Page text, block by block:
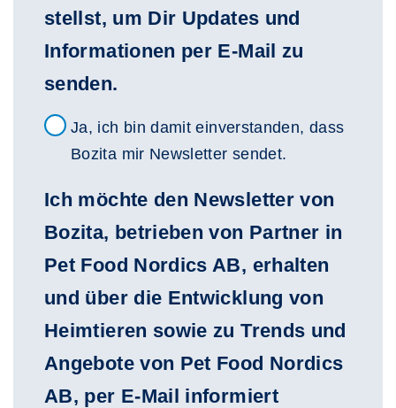
stellst, um Dir Updates und
Informationen per E-Mail zu
senden.
Newsletter
Ja, ich bin damit einverstanden, dass
Bozita mir Newsletter sendet.
Ich möchte den Newsletter von
Bozita, betrieben von Partner in
Pet Food Nordics AB, erhalten
und über die Entwicklung von
Heimtieren sowie zu Trends und
Angebote von Pet Food Nordics
AB, per E-Mail informiert